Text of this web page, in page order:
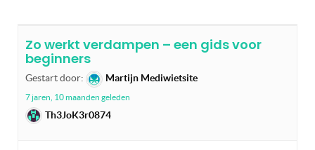
Zo werkt verdampen – een gids voor
beginners
Gestart door: Martijn Mediwietsite
7 jaren, 10 maanden geleden
Th3JoK3r0874